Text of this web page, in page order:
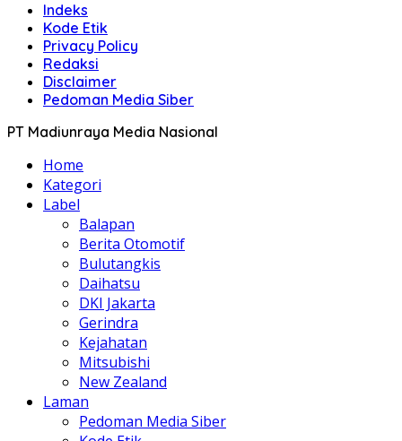
Indeks
Kode Etik
Privacy Policy
Redaksi
Disclaimer
Pedoman Media Siber
PT Madiunraya Media Nasional
Home
Kategori
Label
Balapan
Berita Otomotif
Bulutangkis
Daihatsu
DKI Jakarta
Gerindra
Kejahatan
Mitsubishi
New Zealand
Laman
Pedoman Media Siber